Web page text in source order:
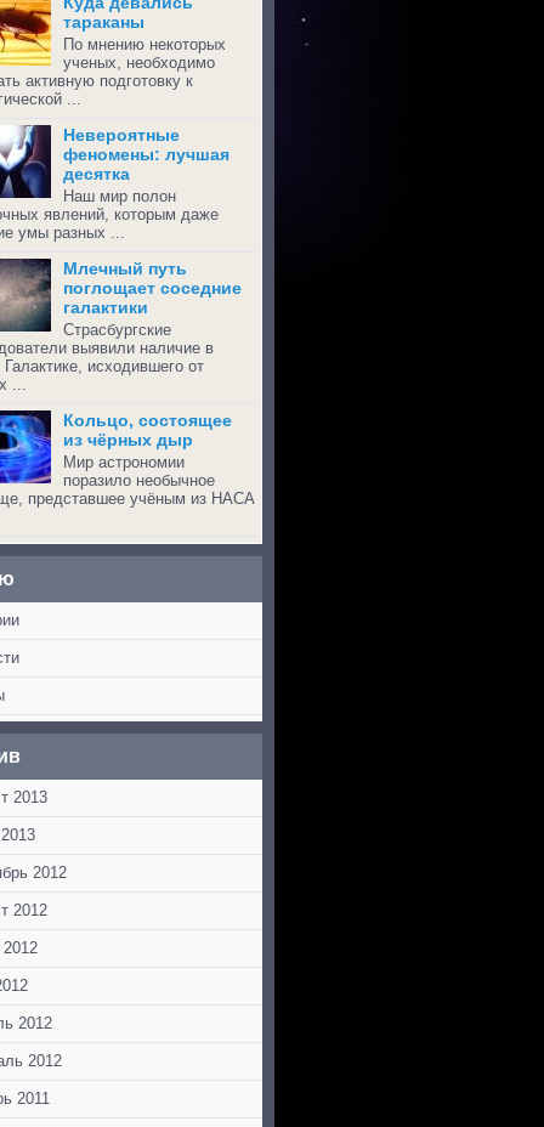
тараканы
По мнению некоторых
ученых, необходимо
активную подготовку к
...
Невероятные
феномены: лучшая
десятка
Наш мир полон
явлений, которым даже
умы разных ...
Млечный путь
поглощает соседние
галактики
Страсбургские
выявили наличие в
исходившего от
...
Кольцо, состоящее
из чёрных дыр
Мир астрономии
поразило необычное
представшее учёным из НАСА
2013
2012
2012
2012
2012
2011